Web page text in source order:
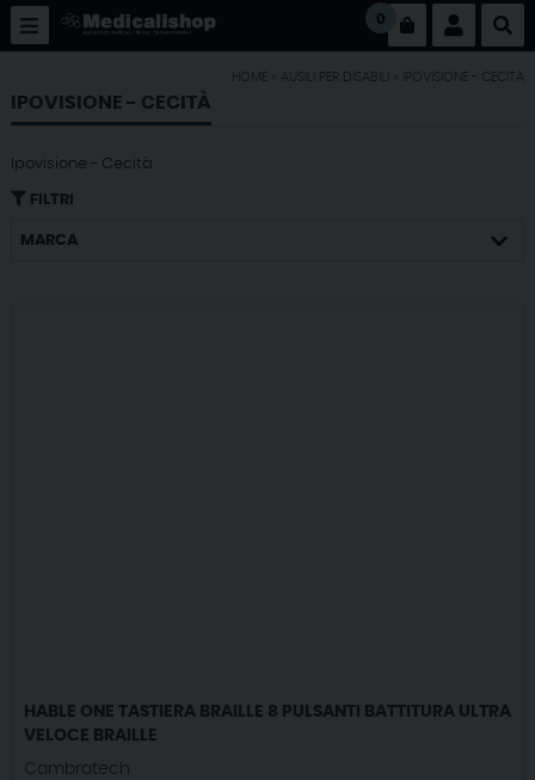
0
HOME AUSILI PER DISABILI IPOVISIONE - CECITÀ
IPOVISIONE - CECITÀ
Ipovisione - Cecità
FILTRI
MARCA
HABLE ONE TASTIERA BRAILLE 8 PULSANTI BATTITURA ULTRA
VELOCE BRAILLE
Cambratech